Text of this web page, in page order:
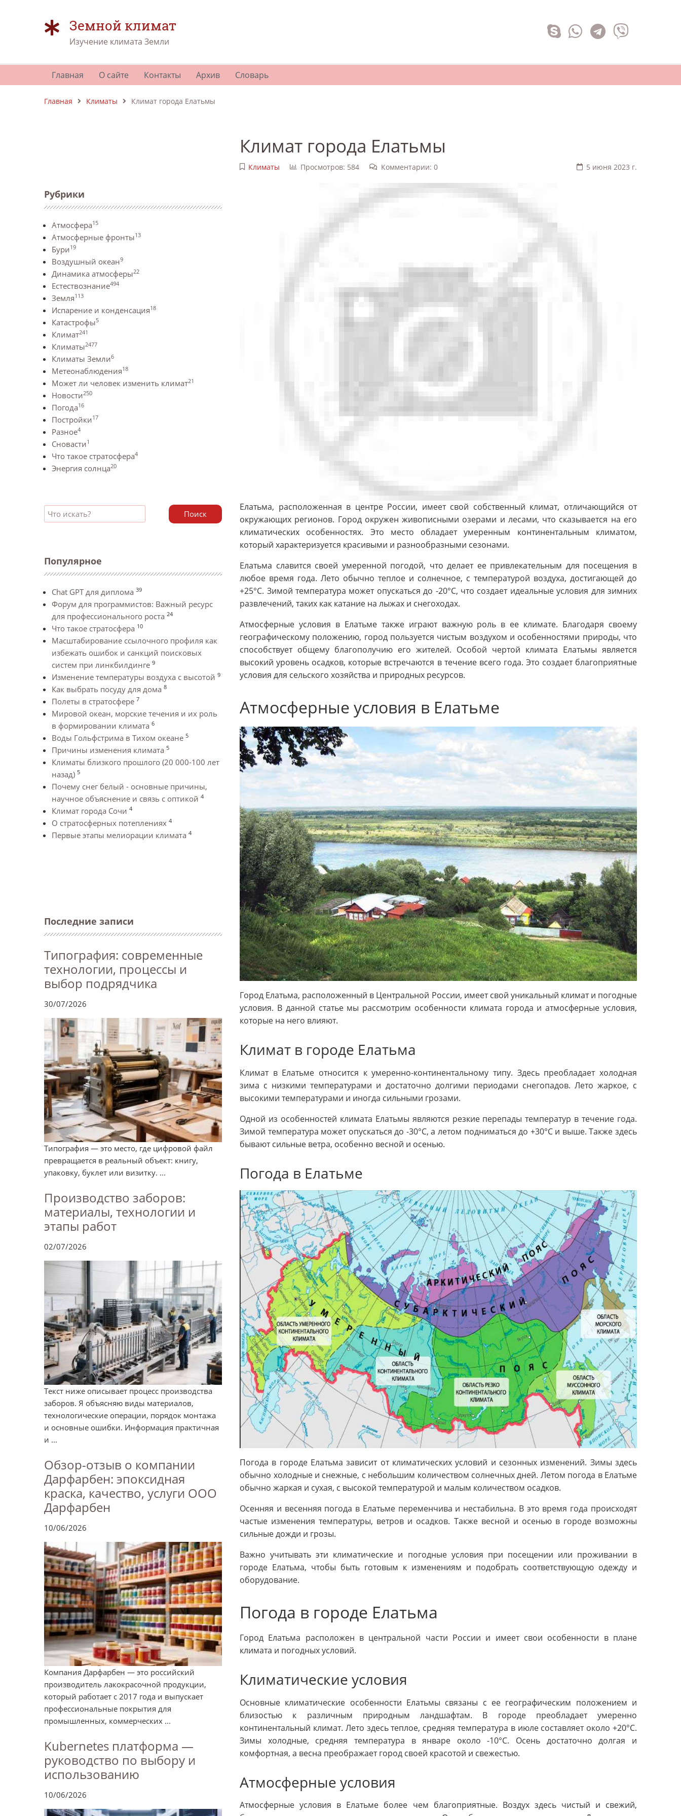
Земной климат
Изучение климата Земли
Главная О сайте Контакты Архив Словарь
Главная Климаты Климат города Елатьмы
Рубрики
Атмосфера15
Атмосферные фронты13
Бури19
Воздушный океан9
Динамика атмосферы22
Естествознание494
Земля113
Испарение и конденсация18
Катастрофы5
Климат241
Климаты2477
Климаты Земли6
Метеонаблюдения18
Может ли человек изменить климат21
Новости250
Погода16
Постройки17
Разное4
Сновасти1
Что такое стратосфера4
Энергия солнца20
Поиск
Популярное
Chat GPT для диплома 39
Форум для программистов: Важный ресурс
для профессионального роста 24
Что такое стратосфера 10
Масштабирование ссылочного профиля как
избежать ошибок и санкций поисковых
систем при линкбилдинге 9
Изменение температуры воздуха с высотой 9
Как выбрать посуду для дома 8
Полеты в стратосфере 7
Мировой океан, морские течения и их роль
в формировании климата 6
Воды Гольфстрима в Тихом океане 5
Причины изменения климата 5
Климаты близкого прошлого (20 000-100 лет
назад) 5
Почему снег белый - основные причины,
научное объяснение и связь с оптикой 4
Климат города Сочи 4
О стратосферных потеплениях 4
Первые этапы мелиорации климата 4
Последние записи
Типография: современные
технологии, процессы и
выбор подрядчика
30/07/2026
Типография — это место, где цифровой файл
превращается в реальный объект: книгу,
упаковку, буклет или визитку. ...
Производство заборов:
материалы, технологии и
этапы работ
02/07/2026
Текст ниже описывает процесс производства
заборов. Я объясняю виды материалов,
технологические операции, порядок монтажа
и основные ошибки. Информация практичная
и ...
Обзор-отзыв о компании
Дарфарбен: эпоксидная
краска, качество, услуги ООО
Дарфарбен
10/06/2026
Компания Дарфарбен — это российский
производитель лакокрасочной продукции,
который работает с 2017 года и выпускает
профессиональные покрытия для
промышленных, коммерческих ...
Kubernetes платформа —
руководство по выбору и
использованию
10/06/2026
Климат города Елатьмы
Климаты Просмотров: 584 Комментарии: 0 5 июня 2023 г.
Елатьма, расположенная в центре России, имеет свой собственный климат, отличающийся от
окружающих регионов. Город окружен живописными озерами и лесами, что сказывается на его
климатических особенностях. Это место обладает умеренным континентальным климатом,
который характеризуется красивыми и разнообразными сезонами.
Елатьма славится своей умеренной погодой, что делает ее привлекательным для посещения в
любое время года. Лето обычно теплое и солнечное, с температурой воздуха, достигающей до
+25°C. Зимой температура может опускаться до -20°C, что создает идеальные условия для зимних
развлечений, таких как катание на лыжах и снегоходах.
Атмосферные условия в Елатьме также играют важную роль в ее климате. Благодаря своему
географическому положению, город пользуется чистым воздухом и особенностями природы, что
способствует общему благополучию его жителей. Особой чертой климата Елатьмы является
высокий уровень осадков, которые встречаются в течение всего года. Это создает благоприятные
условия для сельского хозяйства и природных ресурсов.
Атмосферные условия в Елатьме
Город Елатьма, расположенный в Центральной России, имеет свой уникальный климат и погодные
условия. В данной статье мы рассмотрим особенности климата города и атмосферные условия,
которые на него влияют.
Климат в городе Елатьма
Климат в Елатьме относится к умеренно-континентальному типу. Здесь преобладает холодная
зима с низкими температурами и достаточно долгими периодами снегопадов. Лето жаркое, с
высокими температурами и иногда сильными грозами.
Одной из особенностей климата Елатьмы являются резкие перепады температур в течение года.
Зимой температура может опускаться до -30°C, а летом подниматься до +30°C и выше. Также здесь
бывают сильные ветра, особенно весной и осенью.
Погода в Елатьме
Погода в городе Елатьма зависит от климатических условий и сезонных изменений. Зимы здесь
обычно холодные и снежные, с небольшим количеством солнечных дней. Летом погода в Елатьме
обычно жаркая и сухая, с высокой температурой и малым количеством осадков.
Осенняя и весенняя погода в Елатьме переменчива и нестабильна. В это время года происходят
частые изменения температуры, ветров и осадков. Также весной и осенью в городе возможны
сильные дожди и грозы.
Важно учитывать эти климатические и погодные условия при посещении или проживании в
городе Елатьма, чтобы быть готовым к изменениям и подобрать соответствующую одежду и
оборудование.
Погода в городе Елатьма
Город Елатьма расположен в центральной части России и имеет свои особенности в плане
климата и погодных условий.
Климатические условия
Основные климатические особенности Елатьмы связаны с ее географическим положением и
близостью к различным природным ландшафтам. В городе преобладает умеренно
континентальный климат. Лето здесь теплое, средняя температура в июле составляет около +20°C.
Зимы холодные, средняя температура в январе около -10°C. Осень достаточно долгая и
комфортная, а весна преображает город своей красотой и свежестью.
Атмосферные условия
Атмосферные условия в Елатьме более чем благоприятные. Воздух здесь чистый и свежий,